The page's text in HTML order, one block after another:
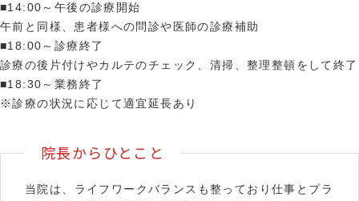
■14:00～午後の診療開始
午前と同様、患者様への問診や医師の診療補助
■18:00～診療終了
診療の後片付けやカルテのチェック、清掃、整理整頓をして終了
■18:30～業務終了
※診療の状況に応じて適宜延長あり
院長からひとこと
当院は、ライフワークバランスも整っており仕事とプラ